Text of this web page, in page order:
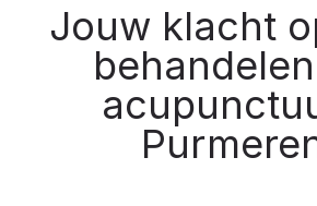
Jouw klacht